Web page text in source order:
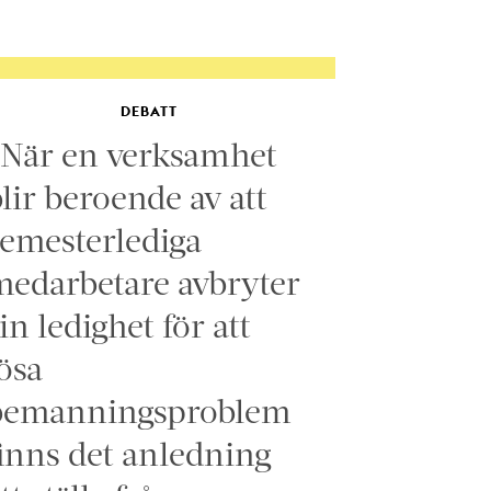
DEBATT
en verksamhet
beroende av att
avbryter
ledighet för att
det anledning